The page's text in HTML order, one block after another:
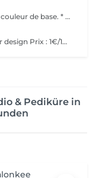
* Application de la poudre chrome sur la couleur de base. * Scellage avec un top coat pour une tenue optimale. * Finition brillante pour un effet miroir intense.
Paillettes, strass, dessins, stamping, slider design Prix : 1€/1min
& Pediküre in